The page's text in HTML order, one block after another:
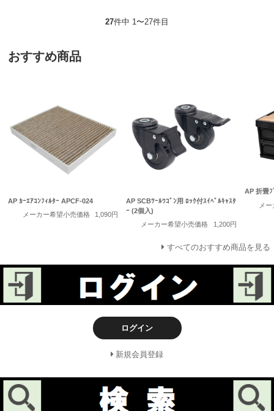
27件中 1〜27件目
おすすめ商品
AP ｶｰｴｱｺﾝﾌｨﾙﾀｰ APCF-024
メーカー希望小売価格
1,090円
AP SCBﾂｰﾙﾜｺﾞﾝ用 ﾛｯｸ付ｽｲﾍﾞﾙｷｬｽﾀ
ｰ (2個入)
メーカー希望小売価格
1,200円
AP 折畳
メ
すべてのおすすめ商品を見る
ログイン
新規会員登録